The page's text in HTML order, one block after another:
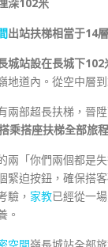
出站扶梯相當于14
城站設在長城下102
地道內。從空中層
兩部超長扶梯，晉
乘搭座扶梯全部旅
兩「你們兩個都是
緊迫按鈕，確保搭
驗， 家教已經從一
。